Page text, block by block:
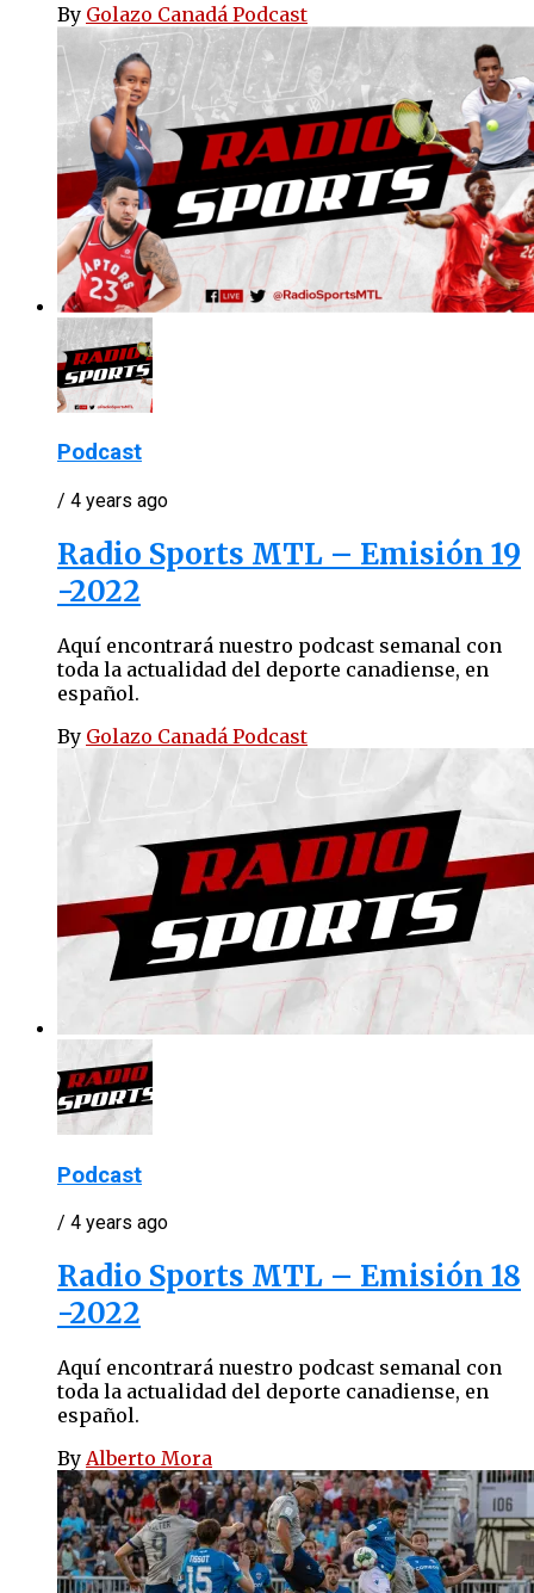
By Golazo Canadá Podcast
Podcast
/ 4 years ago
Radio Sports MTL – Emisión 19
-2022
Aquí encontrará nuestro podcast semanal con
toda la actualidad del deporte canadiense, en
español.
By Golazo Canadá Podcast
Podcast
/ 4 years ago
Radio Sports MTL – Emisión 18
-2022
Aquí encontrará nuestro podcast semanal con
toda la actualidad del deporte canadiense, en
español.
By Alberto Mora